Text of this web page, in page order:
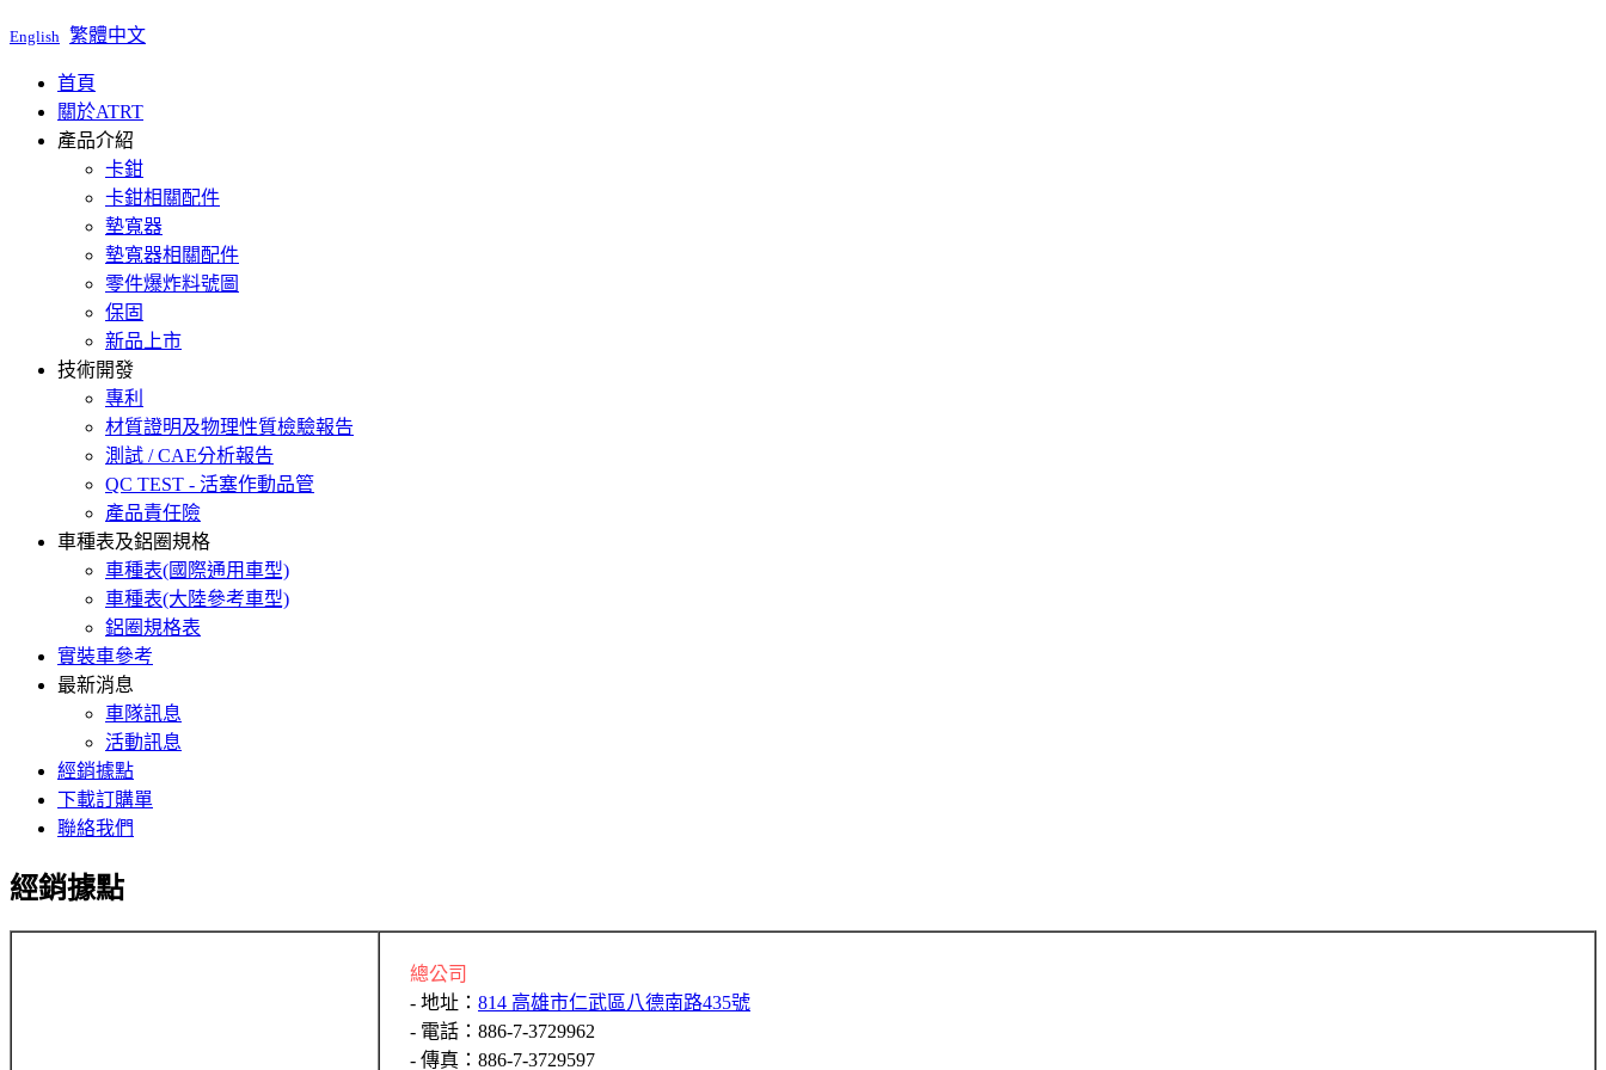
English 繁體中文
首頁
關於ATRT
產品介紹
卡鉗
卡鉗相關配件
墊寬器
墊寬器相關配件
零件爆炸料號圖
保固
新品上市
技術開發
專利
材質證明及物理性質檢驗報告
測試 / CAE分析報告
QC TEST - 活塞作動品管
產品責任險
車種表及鋁圈規格
車種表(國際通用車型)
車種表(大陸參考車型)
鋁圈規格表
實裝車參考
最新消息
車隊訊息
活動訊息
經銷據點
下載訂購單
聯絡我們
經銷據點
總公司
- 地址： 814 高雄市仁武區八德南路435號
- 電話：886-7-3729962
- 傳真：886-7-3729597